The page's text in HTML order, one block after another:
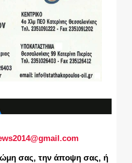
σας, την άποψη σας, ή